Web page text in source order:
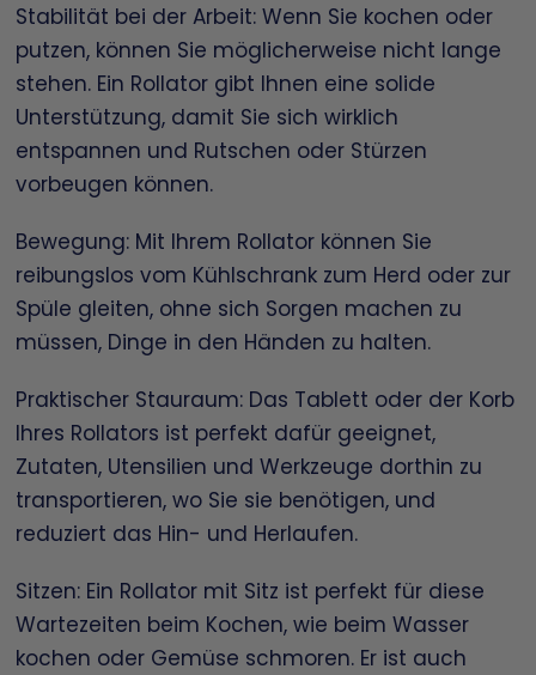
Stabilität bei der Arbeit: Wenn Sie kochen oder
putzen, können Sie möglicherweise nicht lange
stehen. Ein Rollator gibt Ihnen eine solide
Unterstützung, damit Sie sich wirklich
entspannen und Rutschen oder Stürzen
vorbeugen können.
Bewegung: Mit Ihrem Rollator können Sie
reibungslos vom Kühlschrank zum Herd oder zur
Spüle gleiten, ohne sich Sorgen machen zu
müssen, Dinge in den Händen zu halten.
Praktischer Stauraum: Das Tablett oder der Korb
Ihres Rollators ist perfekt dafür geeignet,
Zutaten, Utensilien und Werkzeuge dorthin zu
transportieren, wo Sie sie benötigen, und
reduziert das Hin- und Herlaufen.
Sitzen: Ein Rollator mit Sitz ist perfekt für diese
Wartezeiten beim Kochen, wie beim Wasser
kochen oder Gemüse schmoren. Er ist auch